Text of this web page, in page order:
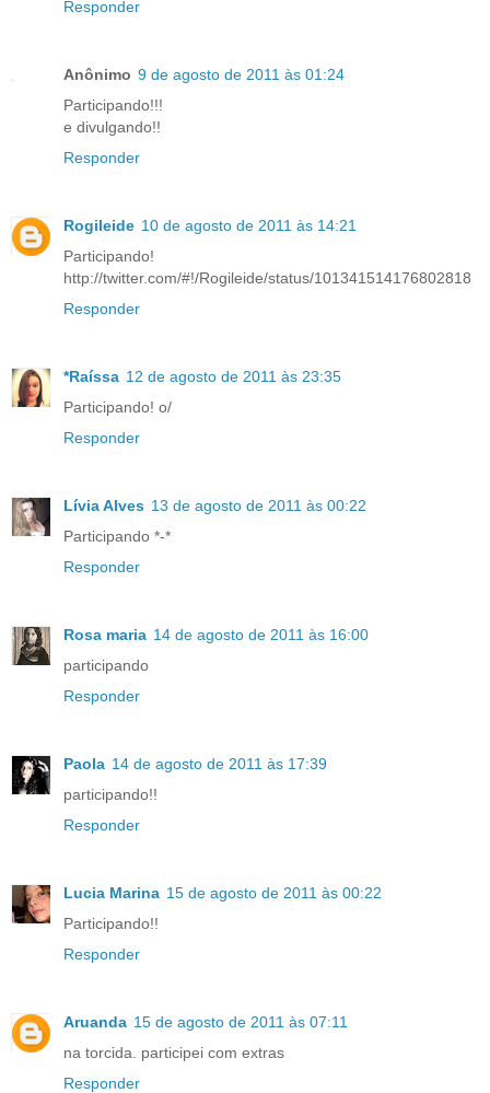
Responder
Anônimo 9 de agosto de 2011 às 01:24
Participando!!!
e divulgando!!
Responder
Rogileide 10 de agosto de 2011 às 14:21
Participando!
http://twitter.com/#!/Rogileide/status/101341514176802818
Responder
*Raíssa 12 de agosto de 2011 às 23:35
Participando! o/
Responder
Lívia Alves 13 de agosto de 2011 às 00:22
Participando *-*
Responder
Rosa maria 14 de agosto de 2011 às 16:00
participando
Responder
Paola 14 de agosto de 2011 às 17:39
participando!!
Responder
Lucia Marina 15 de agosto de 2011 às 00:22
Participando!!
Responder
Aruanda 15 de agosto de 2011 às 07:11
na torcida. participei com extras
Responder